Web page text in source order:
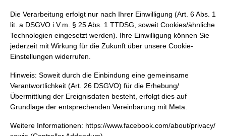
Die Verarbeitung erfolgt nur nach Ihrer Einwilligung (Art. 6 Abs. 1
lit. a DSGVO i.V.m. § 25 Abs. 1 TTDSG, soweit Cookies/ähnliche
Technologien eingesetzt werden). Ihre Einwilligung können Sie
jederzeit mit Wirkung für die Zukunft über unsere Cookie-
Einstellungen widerrufen.
Hinweis: Soweit durch die Einbindung eine gemeinsame
Verantwortlichkeit (Art. 26 DSGVO) für die Erhebung/
Übermittlung der Ereignisdaten besteht, erfolgt dies auf
Grundlage der entsprechenden Vereinbarung mit Meta.
Weitere Informationen: https://www.facebook.com/about/privacy/